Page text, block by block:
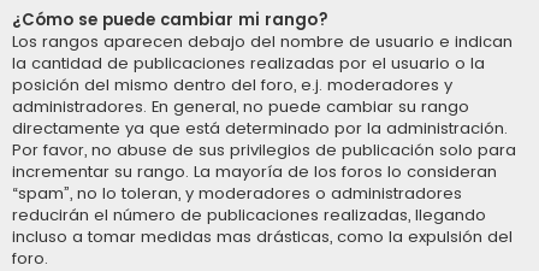
¿Cómo se puede cambiar mi rango?
Los rangos aparecen debajo del nombre de usuario e indican
la cantidad de publicaciones realizadas por el usuario o la
posición del mismo dentro del foro, e.j. moderadores y
administradores. En general, no puede cambiar su rango
directamente ya que está determinado por la administración.
Por favor, no abuse de sus privilegios de publicación solo para
incrementar su rango. La mayoría de los foros lo consideran
“spam”, no lo toleran, y moderadores o administradores
reducirán el número de publicaciones realizadas, llegando
incluso a tomar medidas mas drásticas, como la expulsión del
foro.